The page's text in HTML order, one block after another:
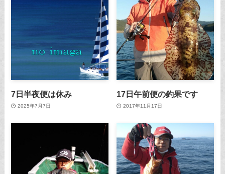
7日半夜便は休み
2025年7月7日
17日午前便の釣果です
2017年11月17日